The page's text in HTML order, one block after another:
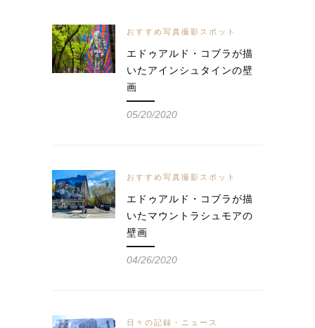
おすすめ写真撮影スポット
エドゥアルド・コブラが描
いたアインシュタインの壁
画
05/20/2020
おすすめ写真撮影スポット
エドゥアルド・コブラが描
いたマウントラシュモアの
壁画
04/26/2020
日々の記録・ニュース